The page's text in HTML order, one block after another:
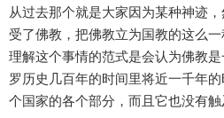
从过去那个就是大家因为某种神迹
受了佛教，把佛教立为国教的这么
理解这个事情的范式是会认为佛教
罗历史几百年的时间里将近一千年
个国家的各个部分，而且它也没有触